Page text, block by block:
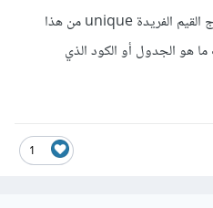
بالطبع يمكن ذلك عن طريق إستخراج القيم الفريدة unique من هذا
هو الجدول أو الكود الذي
1